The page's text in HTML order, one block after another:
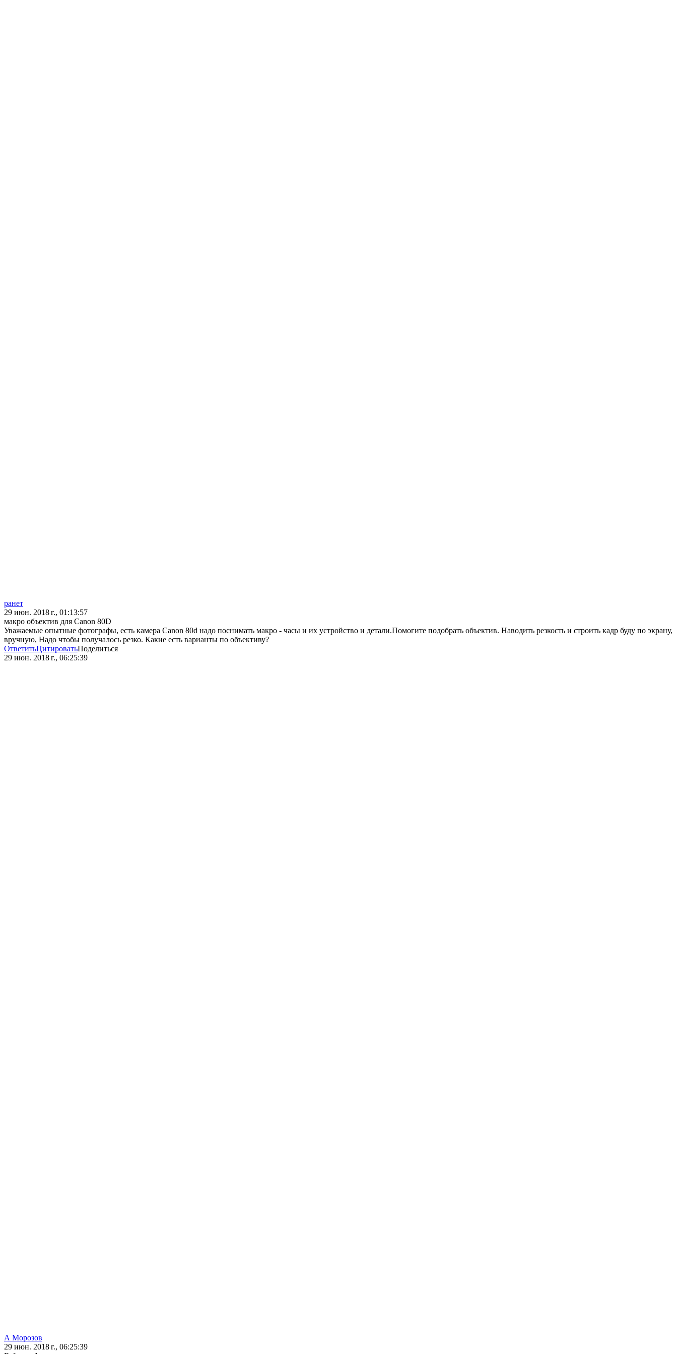
ранет
29 июн. 2018 г., 01:13:57
макро объектив для Canon 80D
Уважаемые опытные фотографы, есть камера Canon 80d надо поснимать макро - часы и их устройство и детали.Помогите подобрать объектив. Наводить резкость и строить кадр буду по экрану,
вручную, Надо чтобы получалось резко. Какие есть варианты по объективу?
ОтветитьЦитироватьПоделиться
29 июн. 2018 г., 06:25:39
А Морозов
29 июн. 2018 г., 06:25:39